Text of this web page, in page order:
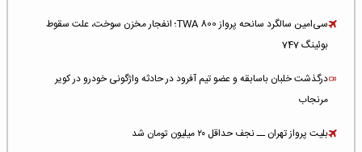
سی‌امین سالگرد سانحه پرواز TWA 800؛ انفجار مخزن سوخت، علت سقوط
بوئینگ 747
درگذشت خلبان باسابقه و عضو تیم آفرود در حادثه واژگونی خودرو در کویر
مرنجاب
بلیت پرواز تهران ــ نجف حداقل ۲۰ میلیون تومان شد